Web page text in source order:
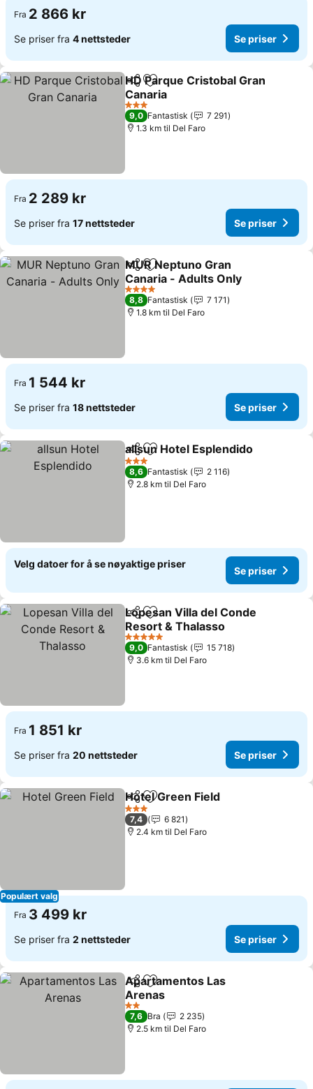
Fra 2 866 kr
Se priser fra 4 nettsteder Se priser
Del Legg til i favoritter
HD Parque Cristobal Gran
Canaria
3 Stjerner
9,0 Fantastisk
7 291
1.3 km til Del Faro
Fra 2 289 kr
Se priser fra 17 nettsteder Se priser
Del Legg til i favoritter
MUR Neptuno Gran
Canaria - Adults Only
4 Stjerner
8,8 Fantastisk
7 171
1.8 km til Del Faro
Fra 1 544 kr
Se priser fra 18 nettsteder Se priser
Del Legg til i favoritter
allsun Hotel Esplendido
3 Stjerner
8,6 Fantastisk
2 116
2.8 km til Del Faro
Velg datoer for å se nøyaktige priser
Se priser
Del Legg til i favoritter
Lopesan Villa del Conde
Resort & Thalasso
5 Stjerner
9,0 Fantastisk
15 718
3.6 km til Del Faro
Fra 1 851 kr
Se priser fra 20 nettsteder Se priser
Populært valg
Del Legg til i favoritter
Hotel Green Field
3 Stjerner
7,4
6 821
2.4 km til Del Faro
Fra 3 499 kr
Se priser fra 2 nettsteder Se priser
Del Legg til i favoritter
Apartamentos Las
Arenas
2 Stjerner
7,6 Bra
2 235
2.5 km til Del Faro